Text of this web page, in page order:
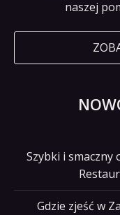
naszej
Szybki i smaczny
Gdzie zjeść w